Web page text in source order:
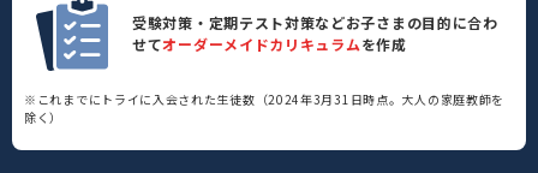
受験対策・定期テスト対策などお子さまの目的に合わ
せてオーダーメイドカリキュラムを作成
※これまでにトライに入会された生徒数（2024年3月31日時点。大人の家庭教師を
除く）